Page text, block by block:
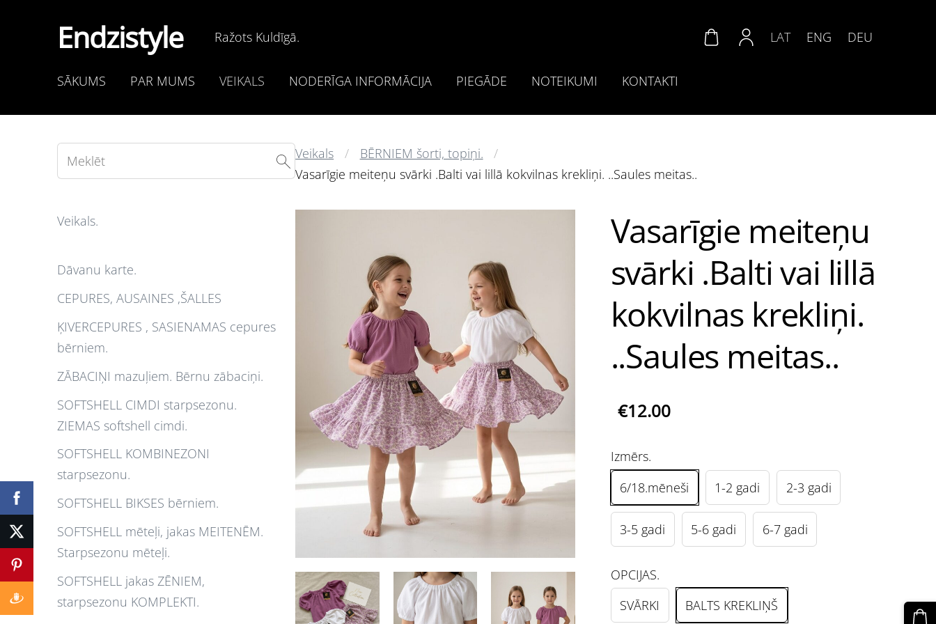
Endzistyle Ražots Kuldīgā.
SĀKUMS PAR MUMS VEIKALS NODERĪGA INFORMĀCIJA PIEGĀDE NOTEIKUMI KONTAKTI
LAT ENG DEU
Veikals.
Dāvanu karte.
CEPURES, AUSAINES ,ŠALLES
ĶIVERCEPURES , SASIENAMAS cepures
bērniem.
ZĀBACIŅI mazuļiem. Bērnu zābaciņi.
SOFTSHELL CIMDI starpsezonu.
ZIEMAS softshell cimdi.
SOFTSHELL KOMBINEZONI
starpsezonu.
SOFTSHELL BIKSES bērniem.
SOFTSHELL mēteļi, jakas MEITENĒM.
Starpsezonu mēteļi.
SOFTSHELL jakas ZĒNIEM,
starpsezonu KOMPLEKTI.
Veikals
BĒRNIEM šorti, topiņi.
Vasarīgie meiteņu svārki .Balti vai lillā kokvilnas krekliņi. ..Saules meitas..
Vasarīgie meiteņu
svārki .Balti vai lillā
kokvilnas krekliņi.
..Saules meitas..
€12.00
Izmērs.
6/18.mēneši
1-2 gadi 2-3 gadi
3-5 gadi 5-6 gadi 6-7 gadi
OPCIJAS.
SVĀRKI
BALTS KREKLIŅŠ